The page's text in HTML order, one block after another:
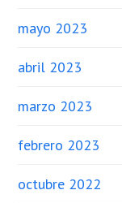
mayo 2023
abril 2023
marzo 2023
febrero 2023
octubre 2022